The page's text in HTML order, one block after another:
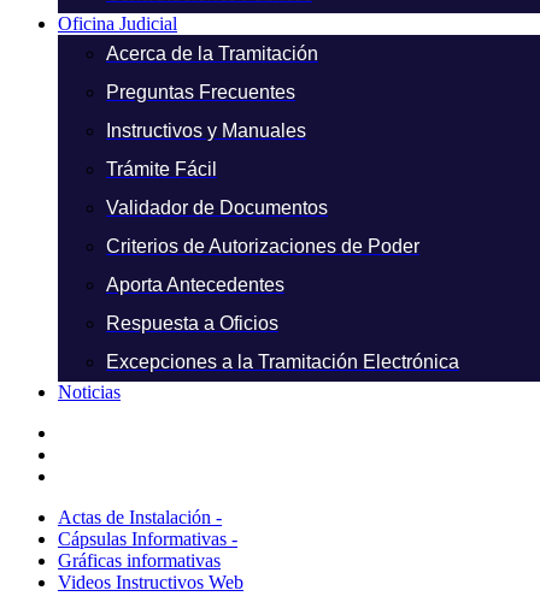
Oficina Judicial
Acerca de la Tramitación
Preguntas Frecuentes
Instructivos y Manuales
Trámite Fácil
Validador de Documentos
Criterios de Autorizaciones de Poder
Aporta Antecedentes
Respuesta a Oficios
Excepciones a la Tramitación Electrónica
Noticias
Actas de Instalación -
Cápsulas Informativas -
Gráficas informativas
Videos Instructivos Web